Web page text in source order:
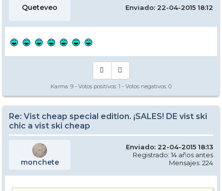
Queteveo Enviado: 22-04-2015 18:12
Karma: 9 - Votos positivos: 1 - Votos negativos: 0
Re: Vist cheap special edition. ¡SALES! DE vist ski
chic a vist ski cheap
monchete
Enviado: 22-04-2015 18:13
Registrado: 14 años antes
Mensajes: 224